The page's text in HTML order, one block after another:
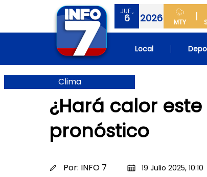
JUE.,
6 2026 MTY
Local
Clima
¿Hará calor
pronóstico
Por: INFO 7 19 Julio 2025, 10:10